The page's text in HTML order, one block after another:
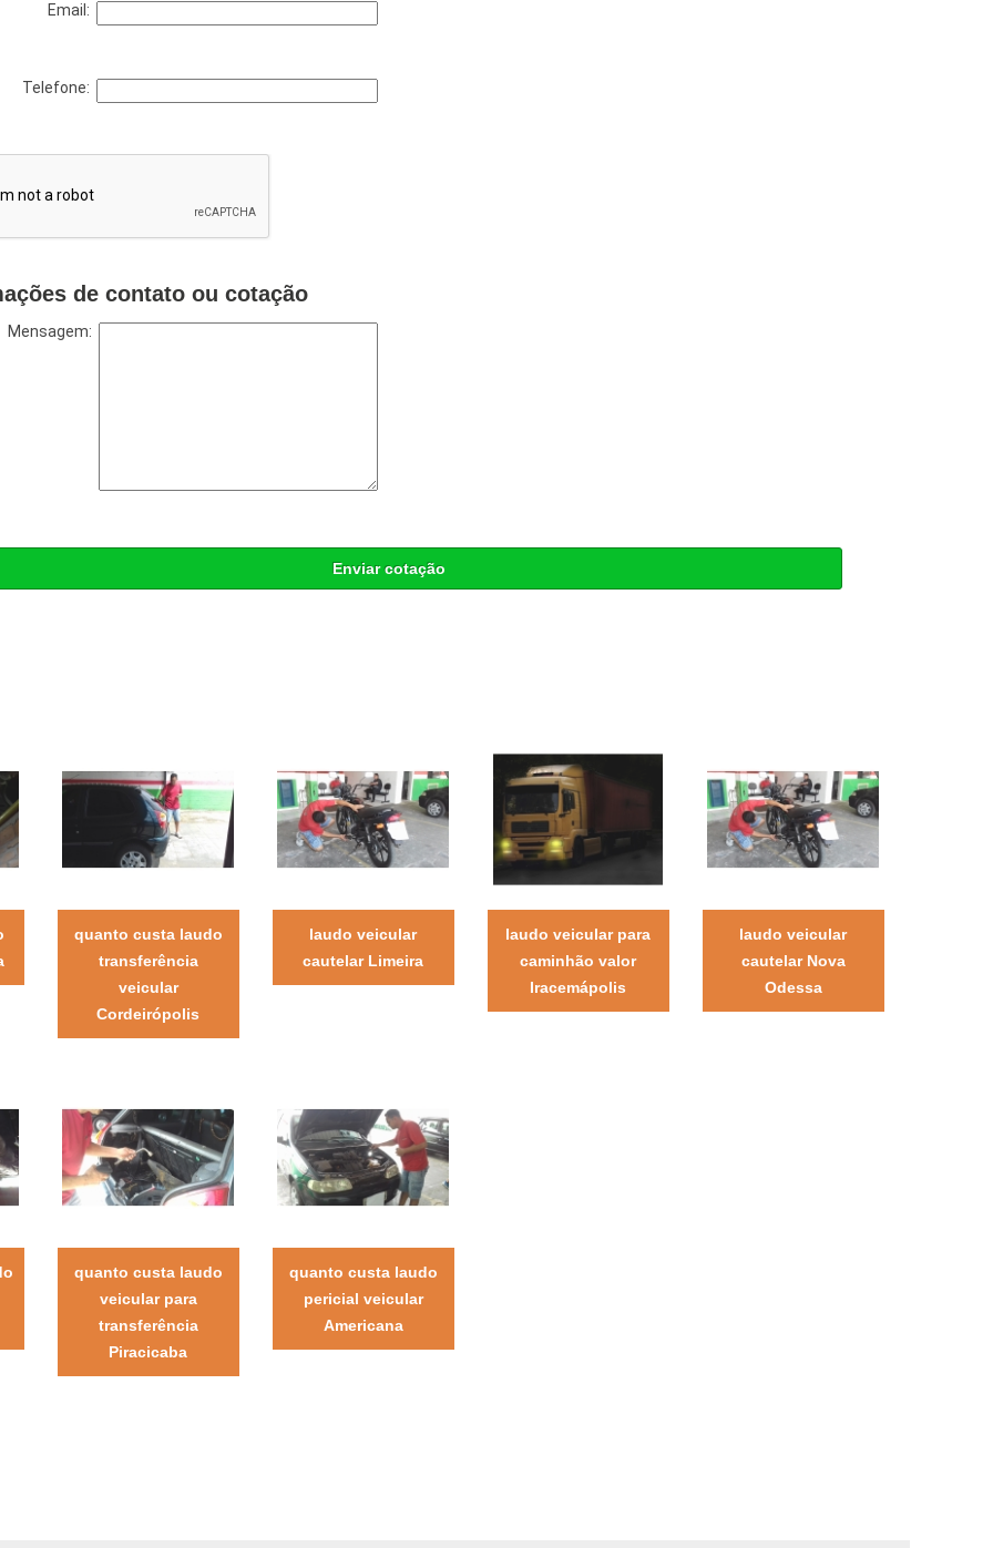
Email:
Telefone:
de contato ou cotação
Mensagem:
Enviar cotação
quanto custa laudo
transferência
veicular
Cordeirópolis
laudo veicular
cautelar Limeira
laudo veicular para
caminhão valor
Iracemápolis
laudo veicular
cautelar Nova
Odessa
quanto custa laudo
veicular para
transferência
Piracicaba
quanto custa laudo
pericial veicular
Americana